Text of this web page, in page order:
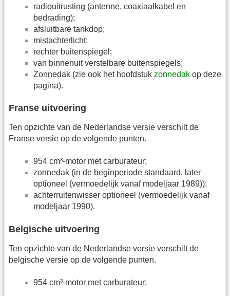
radiouitrusting (antenne, coaxiaalkabel en
bedrading);
afsluitbare tankdop;
mistachterlicht;
rechter buitenspiegel;
van binnenuit verstelbare buitenspiegels;
Zonnedak (zie ook het hoofdstuk zonnedak op deze
pagina).
Franse uitvoering
Ten opzichte van de Nederlandse versie verschilt de
Franse versie op de volgende punten.
954 cm³-motor met carburateur;
zonnedak (in de beginperiode standaard, later
optioneel (vermoedelijk vanaf modeljaar 1989));
achterruitenwisser optioneel (vermoedelijk vanaf
modeljaar 1990).
Belgische uitvoering
Ten opzichte van de Nederlandse versie verschilt de
belgische versie op de volgende punten.
954 cm³-motor met carburateur;